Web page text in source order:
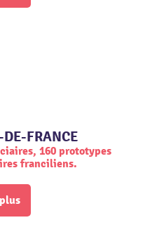
FRANCE
160 prototypes
franciliens.